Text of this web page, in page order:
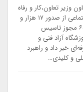
وزیر تعاون،کار و رفاه
اجتماعی از صدور ۱۷ هزار و
۶۵۰ مجوز تاسیس
آزاد فنی و
خبر داد و راهبرد
و کلیدی…